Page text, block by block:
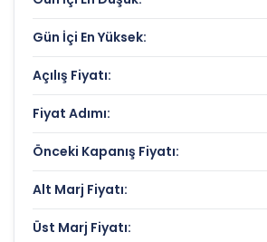
Fiyat/Kazanç (F/K):
Piyasa Değeri/Defter Değeri (PD/
MARMARA HOLDING
Seviyeler
Bugün Gördüğü En Yüksek Fiyat:
Son 1 Yılın Zirvesi:
Son 1 Yılın Dibi:
Gün İçi En Yüksek:
Açılış Fiyatı:
Fiyat Adımı:
Önceki Kapanış Fiyatı:
Alt Marj Fiyatı:
Üst Marj Fiyatı: